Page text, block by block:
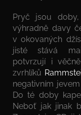
Pryč jsou
výhradně davy
v okovaných
jisté stává
potvrzují i
zvrhlíků
negativním
Do té doby
Neboť jak jinak